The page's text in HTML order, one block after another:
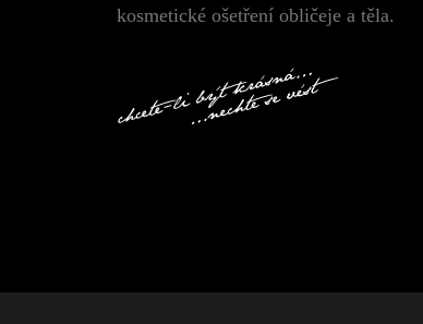
kosmetické ošetření obličeje a těla.